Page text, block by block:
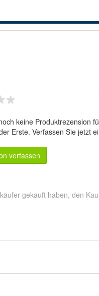
keine Produktrezension
Erste. Verfassen Sie jetzt
verfassen
gekauft haben, den